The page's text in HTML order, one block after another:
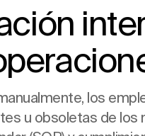
los
u obsoletas de los